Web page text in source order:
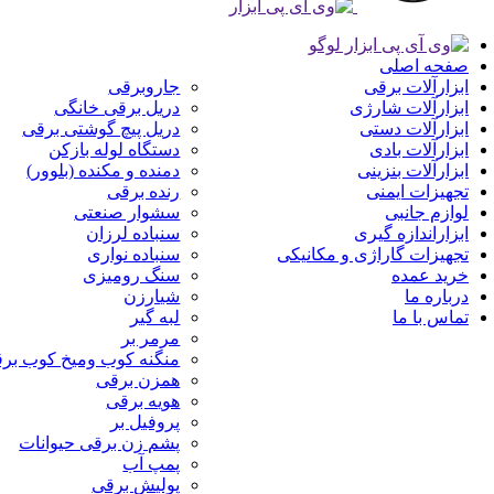
صفحه اصلی
ابزارآلات برقی
جاروبرقی
دریل برقی خانگی
دریل پیچ گوشتی برقی
دستگاه لوله بازکن
دمنده و مکنده (بلوور)
رنده برقی
سشوار صنعتی
سنباده لرزان
سنباده نواری
سنگ رومیزی
شیارزن
لبه گیر
مرمر بر
منگنه کوب ومیخ کوب
همزن برقی
هویه برقی
پروفیل بر
پشم زن برقی حیوانات
پمپ آب
پولیش برقی
ابزارآلات شارژی
ابزارآلات دستی
ابزارآلات بادی
ابزارآلات بنزینی
تجهیزات ایمنی
لوازم جانبی
ابزاراندازه گیری
تجهیزات گاراژی و مکانیکی
خرید عمده
درباره ما
تماس با ما